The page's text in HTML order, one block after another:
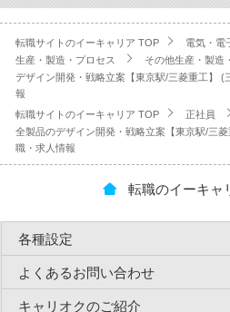
転職サイトのイーキャリア TOP
電気・電
生産・製造・プロセス
その他生産・製造
デザイン開発・戦略立案【東京駅/三菱重工】
報
転職サイトのイーキャリア TOP
正社員
全製品のデザイン開発・戦略立案【東京駅/三
職・求人情報
転職のイーキャ
各種設定
よくあるお問い合わせ
キャリオクのご紹介